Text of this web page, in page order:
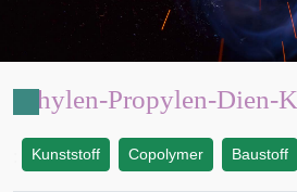
Ethylen-Propylen-Dien-
Kunststoff Copolymer Baustoff